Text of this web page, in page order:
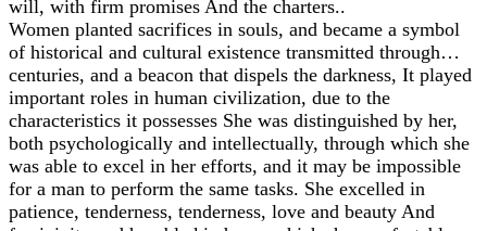
will, with firm promises And the charters..
Women planted sacrifices in souls, and became a symbol
of historical and cultural existence transmitted through…
centuries, and a beacon that dispels the darkness, It played
important roles in human civilization, due to the
characteristics it possesses She was distinguished by her,
both psychologically and intellectually, through which she
was able to excel in her efforts, and it may be impossible
for a man to perform the same tasks. She excelled in
patience, tenderness, tenderness, love and beauty And